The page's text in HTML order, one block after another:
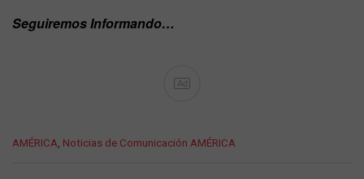
Seguiremos Informando…
Ad
C
AMÉRICA, Noticias de Comunicación AMÉRICA